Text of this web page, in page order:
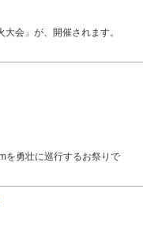
会」が、開催されます。
を勇壮に巡行するお祭りで